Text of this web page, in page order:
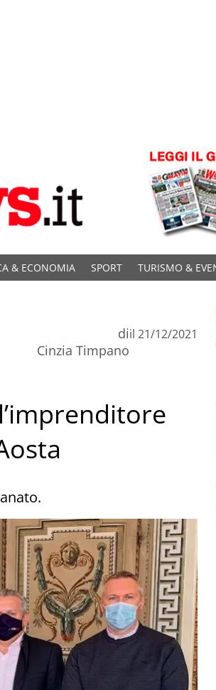
& ECONOMIA SPORT TURISMO &
di
Cinzia Timpano
il 21/12/2021